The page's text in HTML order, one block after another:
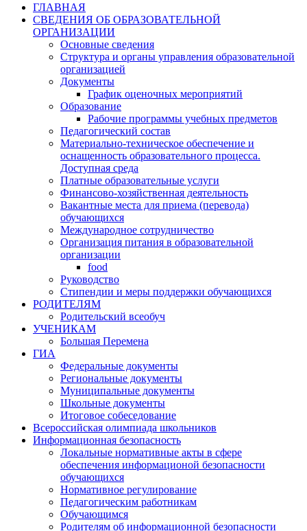
ГЛАВНАЯ
СВЕДЕНИЯ ОБ ОБРАЗОВАТЕЛЬНОЙ
ОРГАНИЗАЦИИ
Основные сведения
Структура и органы управления образовательной
организацией
Документы
График оценочных мероприятий
Образование
Рабочие программы учебных предметов
Педагогический состав
Материально-техническое обеспечение и
оснащенность образовательного процесса.
Доступная среда
Платные образовательные услуги
Финансово-хозяйственная деятельность
Вакантные места для приема (перевода)
обучающихся
Международное сотрудничество
Организация питания в образовательной
организации
food
Руководство
Стипендии и меры поддержки обучающихся
РОДИТЕЛЯМ
Родительский всеобуч
УЧЕНИКАМ
Большая Перемена
ГИА
Федеральные документы
Региональные документы
Муниципальные документы
Школьные документы
Итоговое собеседование
Всероссийская олимпиада школьников
Информационная безопасность
Локальные нормативные акты в сфере
обеспечения информационой безопасности
обучающихся
Нормативное регулирование
Педагогическим работникам
Обучающимся
Родителям об информационной безопасности